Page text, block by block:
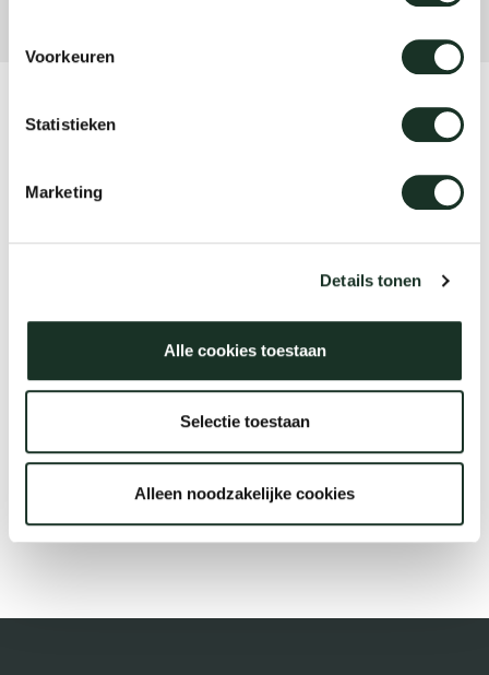
Voorkeuren
Statistieken
Marketing
Details tonen
Alle cookies toestaan
Selectie toestaan
Alleen noodzakelijke cookies
local
ivan
dick
ineke
karel
CM12 - large red/blue
€64,99
Bestellen